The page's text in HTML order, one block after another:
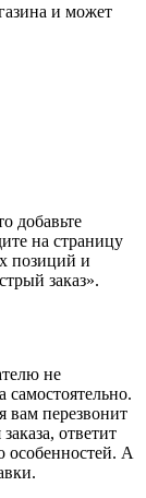
и может
добавьте
на страницу
позиций и
заказ».
не
самостоятельно.
вам перезвонит
ответит
особенностей. А